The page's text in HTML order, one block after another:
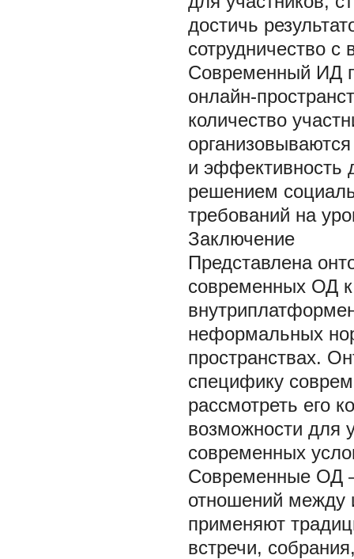
достичь
сотрудничество с
Современный ИД
онлайн-
количество
и эффективность
решением
требований на
Заключение
Представлена
современных ОД
неформальных
пространствах.
специфику
рассмотреть его
возможности для
современных
Современные ОД
отношений между
применяют
встречи,